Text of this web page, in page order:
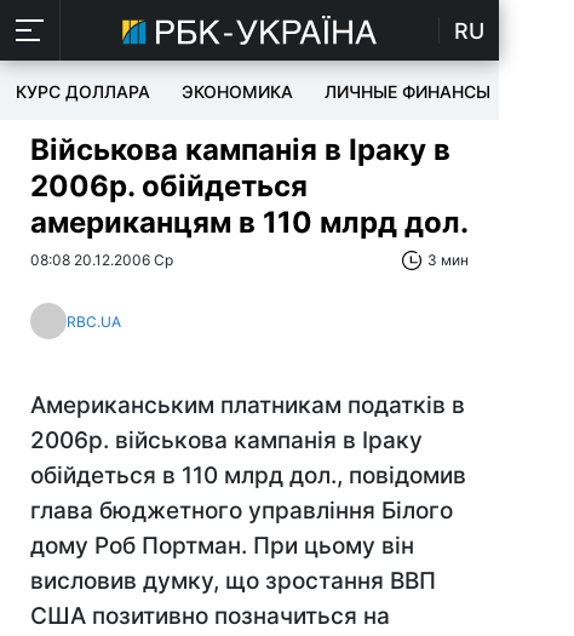
RU
КУРС ДОЛЛАРА ЭКОНОМИКА ЛИЧНЫЕ ФИНАНСЫ
Військова кампанія в Іраку в
2006р. обійдеться
американцям в 110 млрд дол.
08:08 20.12.2006 Ср 3 мин
RBC.UA
Американським платникам податків в
2006р. військова кампанія в Іраку
обійдеться в 110 млрд дол., повідомив
глава бюджетного управління Білого
дому Роб Портман. При цьому він
висловив думку, що зростання ВВП
США позитивно позначиться на